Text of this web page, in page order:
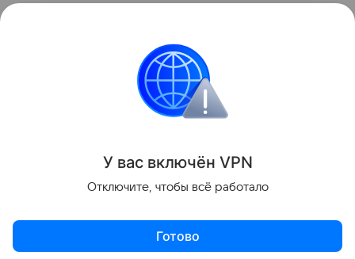
Поделиться
У вас включён VPN
Отключите, чтобы всё работало
Готово